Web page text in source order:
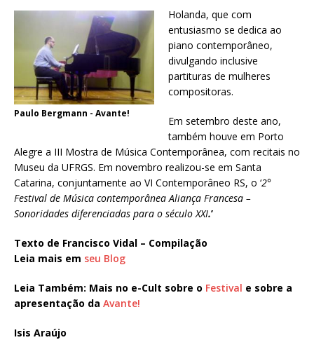
Paulo Bergmann - Avante!
Holanda, que com
entusiasmo se dedica ao
piano contemporâneo,
divulgando inclusive
partituras de mulheres
compositoras.
Em setembro deste ano,
também houve em Porto
Alegre a III Mostra de Música Contemporânea, com recitais no
Museu da UFRGS. Em novembro realizou-se em Santa
Catarina, conjuntamente ao VI Contemporâneo RS, o ‘2°
Festival de Música contemporânea Aliança Francesa –
Sonoridades diferenciadas para o século XXI.’
Texto de Francisco Vidal – Compilação
Leia mais em seu Blog
Leia Também: Mais no e-Cult sobre o Festival e sobre a
apresentação da Avante!
Isis Araújo